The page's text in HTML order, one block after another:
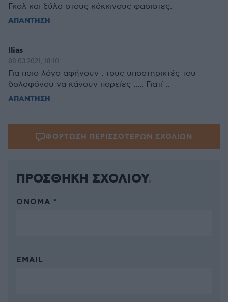
Γκολ και ξύλο στους κόκκινους φασιστες.
ΑΠΑΝΤΗΣΗ
Ilias
08.03.2021, 18:10
Για ποιο λόγο αφήνουν , τους υποστηρικτές του
δολοφόνου να κάνουν πορείες ;;;;; Γιατί ;;
ΑΠΑΝΤΗΣΗ
ΦΟΡΤΩΣΗ ΠΕΡΙΣΣΟΤΕΡΩΝ ΣΧΟΛΙΩΝ
ΠΡΟΣΘΗΚΗ ΣΧΟΛΙΟΥ
ΌΝΟΜΑ *
EMAIL